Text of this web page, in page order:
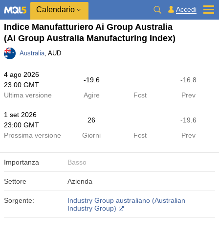
Calendario Accedi
Indice Manufatturiero Ai Group Australia
(Ai Group Australia Manufacturing Index)
Australia, AUD
4 ago 2026
23:00 GMT
-19.6
-16.8
Ultima versione
Agire Fcst Prev
1 set 2026
23:00 GMT
26
-19.6
Prossima versione
Giorni Fcst Prev
Importanza Basso
Settore Azienda
Sorgente:
Industry Group australiano (Australian
Industry Group)